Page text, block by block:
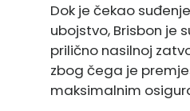
Dok je čekao
ubojstvo, Brisbon je
prilično nasilnoj
zbog čega je
maksimalnim